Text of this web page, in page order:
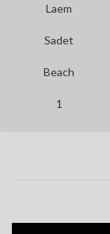
Laem
Sadet
Beach
1